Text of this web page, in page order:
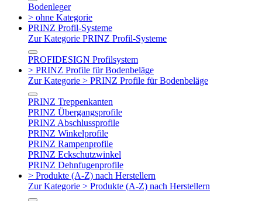
Bodenleger
> ohne Kategorie
PRINZ Profil-Systeme
Zur Kategorie PRINZ Profil-Systeme
PROFIDESIGN Profilsystem
> PRINZ Profile für Bodenbeläge
Zur Kategorie > PRINZ Profile für Bodenbeläge
PRINZ Treppenkanten
PRINZ Übergangsprofile
PRINZ Abschlussprofile
PRINZ Winkelprofile
PRINZ Rampenprofile
PRINZ Eckschutzwinkel
PRINZ Dehnfugenprofile
> Produkte (A-Z) nach Herstellern
Zur Kategorie > Produkte (A-Z) nach Herstellern